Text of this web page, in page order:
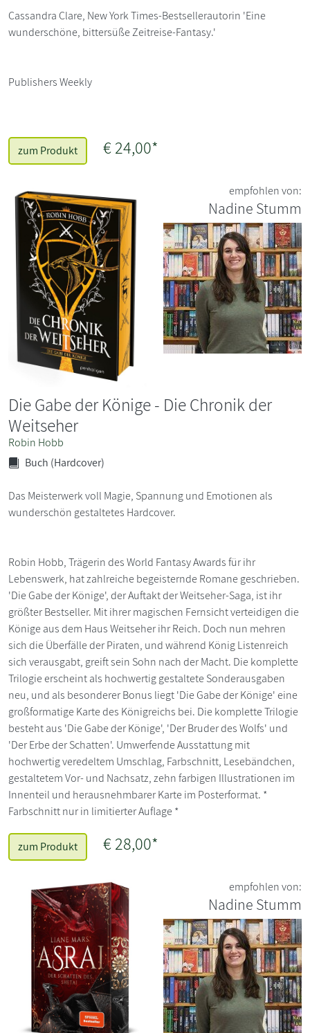
Cassandra Clare, New York Times-Bestsellerautorin 'Eine
wunderschöne, bittersüße Zeitreise-Fantasy.'
Publishers Weekly
zum Produkt € 24,00*
empfohlen von:
Nadine Stumm
Die Gabe der Könige - Die Chronik der
Weitseher
Robin Hobb
Buch (Hardcover)
Das Meisterwerk voll Magie, Spannung und Emotionen als
wunderschön gestaltetes Hardcover.
Robin Hobb, Trägerin des World Fantasy Awards für ihr
Lebenswerk, hat zahlreiche begeisternde Romane geschrieben.
'Die Gabe der Könige', der Auftakt der Weitseher-Saga, ist ihr
größter Bestseller. Mit ihrer magischen Fernsicht verteidigen die
Könige aus dem Haus Weitseher ihr Reich. Doch nun mehren
sich die Überfälle der Piraten, und während König Listenreich
sich verausgabt, greift sein Sohn nach der Macht. Die komplette
Trilogie erscheint als hochwertig gestaltete Sonderausgaben
neu, und als besonderer Bonus liegt 'Die Gabe der Könige' eine
großformatige Karte des Königreichs bei. Die komplette Trilogie
besteht aus 'Die Gabe der Könige', 'Der Bruder des Wolfs' und
'Der Erbe der Schatten'. Umwerfende Ausstattung mit
hochwertig veredeltem Umschlag, Farbschnitt, Lesebändchen,
gestaltetem Vor- und Nachsatz, zehn farbigen Illustrationen im
Innenteil und herausnehmbarer Karte im Posterformat. *
Farbschnitt nur in limitierter Auflage *
zum Produkt € 28,00*
empfohlen von:
Nadine Stumm